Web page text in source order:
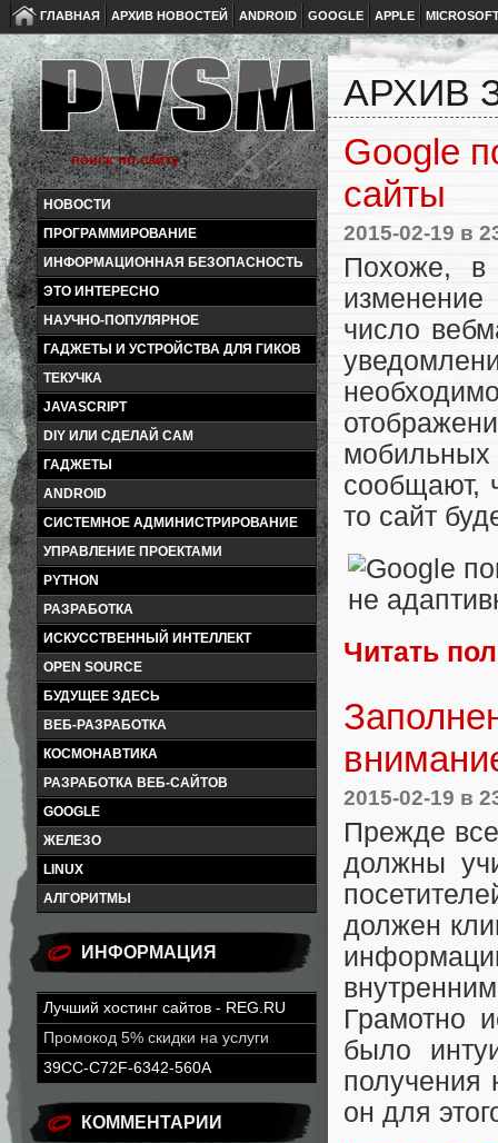
ГЛАВНАЯ АРХИВ НОВОСТЕЙ ANDROID GOOGLE APPLE
НОВОСТИ
ПРОГРАММИРОВАНИЕ
ИНФОРМАЦИОННАЯ БЕЗОПАСНОСТЬ
ЭТО ИНТЕРЕСНО
НАУЧНО-ПОПУЛЯРНОЕ
ГАДЖЕТЫ И УСТРОЙСТВА ДЛЯ ГИКОВ
ТЕКУЧКА
JAVASCRIPT
DIY ИЛИ СДЕЛАЙ САМ
ГАДЖЕТЫ
ANDROID
СИСТЕМНОЕ АДМИНИСТРИРОВАНИЕ
УПРАВЛЕНИЕ ПРОЕКТАМИ
PYTHON
РАЗРАБОТКА
ИСКУССТВЕННЫЙ ИНТЕЛЛЕКТ
OPEN SOURCE
БУДУЩЕЕ ЗДЕСЬ
ВЕБ-РАЗРАБОТКА
КОСМОНАВТИКА
РАЗРАБОТКА ВЕБ-САЙТОВ
GOOGLE
ЖЕЛЕЗО
LINUX
АЛГОРИТМЫ
ИНФОРМАЦИЯ
Лучший хостинг сайтов - REG.RU
Промокод 5% скидки на услуги
39CC-C72F-6342-560A
КОММЕНТАРИИ
АРХИВ
Google
сайты
2015-02-19 в
Похоже, в
число
мобильных
сообщают,
то сайт
Читать
2015-02-19 в
Прежде
должны
должен
Грамотно
было
он для